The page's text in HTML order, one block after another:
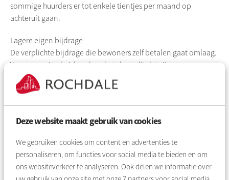
Deze website maakt gebruik van cookies
We gebruiken cookies om content en advertenties te
personaliseren, om functies voor social media te bieden en om
ons websiteverkeer te analyseren. Ook delen we informatie over
sommige huurders er tot enkele tientjes per maand op
achteruit gaan.
Lagere eigen bijdrage
De verplichte bijdrage die bewoners zelf betalen gaat omlaag.
Voor sommige huishoudens betekent dit dat zij meer
huurtoeslag gaan ontvangen.
Wat betekent dit voor bewoners?
Voor een deel van de bewoners is de verandering positief.
de middenhuur en vrije sector en jongeren tot 21 jaar. Ook de
lagere eigen bijdrage kan leiden tot hogere huurtoeslag. Voor
anderen kan de wijziging zorgen voor minder huurtoeslag